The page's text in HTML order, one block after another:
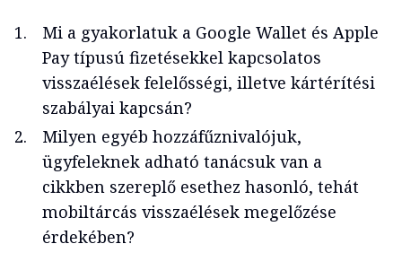
Mi a gyakorlatuk a Google Wallet és Apple
Pay típusú fizetésekkel kapcsolatos
visszaélések felelősségi, illetve kártérítési
szabályai kapcsán?
Milyen egyéb hozzáfűznivalójuk,
ügyfeleknek adható tanácsuk van a
cikkben szereplő esethez hasonló, tehát
mobiltárcás visszaélések megelőzése
érdekében?